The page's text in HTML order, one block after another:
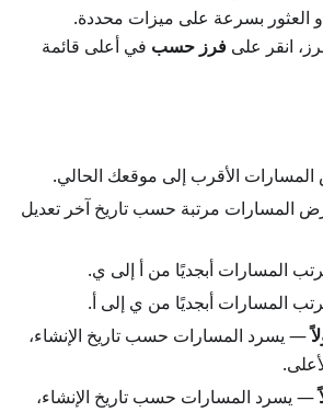
العثور بسرعة على ميزات محددة.
انقر على فرز حسب في أعلى قائمة
الأقرب إلى موقعك الحالي.
المسارات مرتبة حسب تاريخ آخر تعديل
المسارات أبجديًا من أ إلى ي.
المسارات أبجديًا من ي إلى أ.
— يسرد المسارات حسب تاريخ الإنشاء،
— يسرد المسارات حسب تاريخ الإنشاء،